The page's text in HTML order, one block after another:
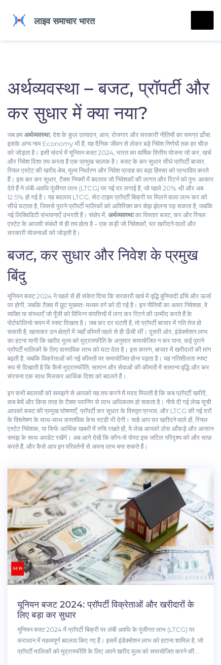
अर्थव्यवस्था – बजट, प्रॉपर्टी और
कर सुधार में क्या नया?
जब हमअर्थव्यवस्था, देश के कुल उत्पादन, आय, रोजगार और सरकारी नीतियों का समग्र ढाँचा
इसके अन्य नाम Economyभी हैं, यह दैनिक जीवन से लेकर बड़े निवेश निर्णयों तक हर चीज़
को जोड़ता है। इसी संदर्भ मेंयूनियन बजट 2024 भारत का वार्षिक वित्तीय योजना जो कर, खर्च
और निवेश दिशा तय करता हैएक प्रमुख चालक है। बजट के कर सुधार सीधेप्रॉपर्टी बाजार
रियल एस्टेट की खरीद‑बेच, मूल्य निर्धारण और निवेश प्रवाह का बड़ा हिस्साको प्रभावित करते
हैं। इस बारकर सुधार टैक्स नियमों में बदलाव जो निवेशकों की लागत और रिटर्न को पुनः आकार
देते हैंने लंबी‑अवधि पूंजीगत लाभ (LTCG) पर नई दर लगाई है, जो पहले 20% थी और अब
12.5% हो गई है। यह बदलावLTCG सेट‑टाइम प्रॉपर्टी बिक्री पर मिलने वाला लाभ करको
सीधे घटाता है, जिससे पुराने प्रॉपर्टी मालिकों को अतिरिक्त कर बोझ झेलना पड़ सकता है, जबकि
नई लिक्विडिटी संभावनाएँ उभरती हैं। संक्षेप में, अर्थव्यवस्थाका विस्तार बजट, कर और रियल
एस्टेट के आपसी संबंधों से ही तय होता है – एक कड़ी जो निवेशकों, घर खरीदने वालों और
सरकारी योजनाओं को जोड़ती है।
बजट, कर सुधार और निवेश के प्रमुख
बिंदु
यूनियन बजट 2024 ने पहले से ही संकेत दिया कि सरकारी खर्च में वृद्धि बुनियादी ढाँचे और ऊर्जा
पर होगी, जबकि टैक्स में छूट मुख्यतः मध्यम वर्ग को दी गई है। इन नीतियों का असरनिवेशक वे
व्यक्ति या संस्थाएँ जो पूँजी को विभिन्न संपत्तियों में लगा कर रिटर्न की उम्मीद करते हैंके
पोर्टफोलियो चयन में स्पष्ट दिखता है। जब कर दर घटती है, तो प्रॉपर्टी बाजार में गति तेज हो
सकती है, खासकर उन क्षेत्रों में जहाँ कीमतें पहले से ही ऊँची थीं। दूसरी ओर, इंडेक्सेशन लाभ
का हटना यानी कि खरीद मूल्य को मुद्रास्फीति के अनुसार समायोजित न कर पाना, कई पुराने
प्रॉपर्टी मालिकों के लिए वास्तविक लाभ को घटा देता है। इस कारण, बाजार में खरीदारों की मांग
बढ़ती है, जबकि विक्रेताओं को नई कीमतों पर समायोजित होना पड़ता है। यह गतिशीलता स्पष्ट
रूप से दिखाती है कि कैसेमुद्रास्फीति, सामान और सेवाओं की कीमतों में सामान्य वृद्धिऔर कर
संरचना एक साथ मिलकर आर्थिक दिशा को बदलते हैं।
इन सभी बदलावों को समझने से आपको यह तय करने में मदद मिलती है कि कब प्रॉपर्टी खरीदें,
कब बेचें और किस तरह के टैक्स प्लानिंग से लाभ अधिकतम हो सकता है। नीचे दी गई लेख सूची
आपको बजट की प्रमुख घोषणाएँ, प्रॉपर्टी कर सुधार के विस्तृत प्रभाव, और LTCG की नई दरों
के विश्लेषण के साथ‑साथ वास्तविक केस स्टडी भी देगी। चाहे आप घर खरीदने वाले हों, रियल
एस्टेट निवेशक, या सिर्फ आर्थिक खबरों में रुचि रखते हों, ये लेख आपको ठोस आँकड़े और आसान
समझ के साथ अपडेट रखेंगे। अब आगे देखें कि कौन‑से पोस्ट इस जटिल परिदृश्य को और साफ़
करते हैं, और कैसे आप इन परिवर्तनों से अपना लाभ बना सकते हैं।
यूनियन बजट 2024: प्रॉपर्टी विक्रेताओं और खरीदारों के
लिए बड़ा कर सुधार
यूनियन बजट 2024 में प्रॉपर्टी बिक्री पर लंबी अवधि के पूंजीगत लाभ (LTCG) पर
कराधान में महत्वपूर्ण बदलाव किए गए हैं। इसमें इंडेक्सेशन लाभ को हटाना शामिल है, जो
प्रॉपर्टी मालिकों को मुद्रास्फीति के लिए अपने खरीद मूल्य को समायोजित करने की